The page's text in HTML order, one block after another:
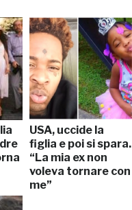
USA, uccide la
figlia e poi si spara.
“La mia ex non
voleva tornare con
me”